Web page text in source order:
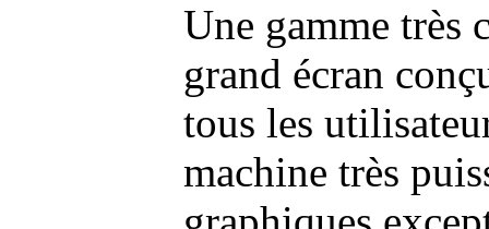
Une gamme très
grand écran
tous les
machine très